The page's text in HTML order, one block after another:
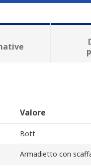
Valore
Bott
Armadietto con